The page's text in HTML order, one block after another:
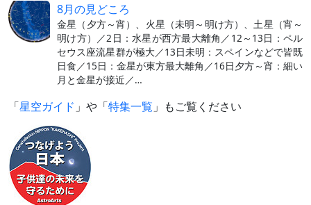
8月の見どころ
金星（夕方～宵）、火星（未明～明け方）、土星（宵～
明け方）／2日：水星が西方最大離角／12～13日：ペル
セウス座流星群が極大／13日未明：スペインなどで皆既
日食／15日：金星が東方最大離角／16日夕方～宵：細い
月と金星が接近／…
「星空ガイド 」や「特集一覧 」もご覧ください